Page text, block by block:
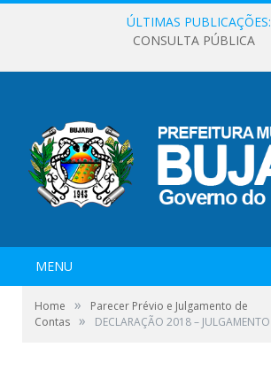
ÚLTIMAS PUBLICAÇÕES:
CONSULTA PÚBLICA
MENU
Home »
Parecer Prévio e Julgamento de
Contas » DECLARAÇÃO 2018 – JULGAMENTO